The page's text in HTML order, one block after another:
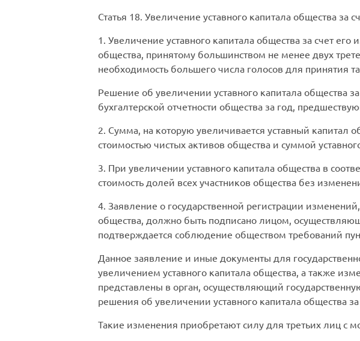
Статья 18. Увеличение уставного капитала общества за
1. Увеличение уставного капитала общества за счет
общества, принятому большинством не менее двух
необходимость большего числа голосов для принятия
Решение об увеличении уставного капитала общества
бухгалтерской отчетности общества за год,
2. Сумма, на которую увеличивается уставный капитал
стоимостью чистых активов общества и суммой
3. При увеличении уставного капитала общества в
стоимость долей всех участников общества без
4. Заявление о государственной регистрации
общества, должно быть подписано лицом,
подтверждается соблюдение обществом требований
Данное заявление и иные документы для
увеличением уставного капитала общества, а также
представлены в орган, осуществляющий
решения об увеличении уставного капитала общества
Такие изменения приобретают силу для третьих лиц с